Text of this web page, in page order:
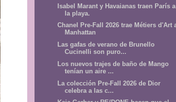
Isabel Marant y Havaianas traen París a
la playa.
Chanel Pre-Fall 2026 trae Métiers d'Art
Manhattan
Las gafas de verano de Brunello
Cucinelli son puro...
Los nuevos trajes de baño de Mango
tenían un aire ...
La colección Pre-Fall 2026 de Dior
celebra a las c...